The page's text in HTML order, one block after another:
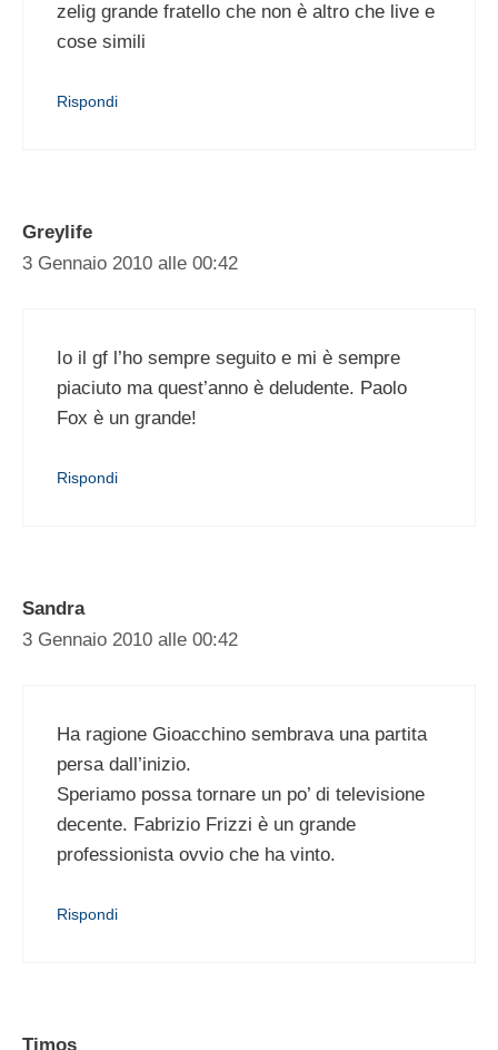
zelig grande fratello che non è altro che live e
cose simili
Rispondi
Greylife
3 Gennaio 2010 alle 00:42
Io il gf l’ho sempre seguito e mi è sempre
piaciuto ma quest’anno è deludente. Paolo
Fox è un grande!
Rispondi
Sandra
3 Gennaio 2010 alle 00:42
Ha ragione Gioacchino sembrava una partita
persa dall’inizio.
Speriamo possa tornare un po’ di televisione
decente. Fabrizio Frizzi è un grande
professionista ovvio che ha vinto.
Rispondi
Timos